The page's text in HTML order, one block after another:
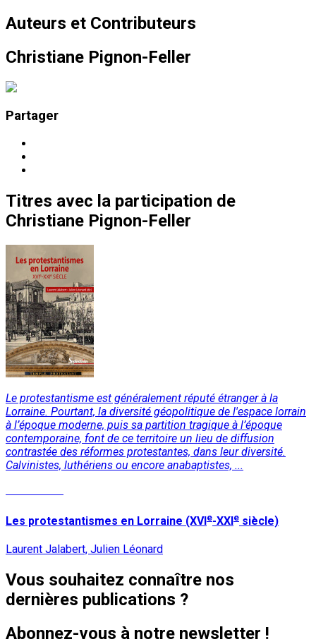
Auteurs et Contributeurs
Christiane Pignon-Feller
Partager
Titres avec la participation de
Christiane Pignon-Feller
Le protestantisme est généralement réputé étranger à la
Lorraine. Pourtant, la diversité géopolitique de l'espace lorrain
à l’époque moderne, puis sa partition tragique à l’époque
contemporaine, font de ce territoire un lieu de diffusion
contrastée des réformes protestantes, dans leur diversité.
Calvinistes, luthériens ou encore anabaptistes, ...
Les protestantismes en Lorraine (XVIe-XXIe siècle)
Laurent Jalabert, Julien Léonard
Vous souhaitez connaître nos
dernières publications ?
Abonnez-vous à notre newsletter !